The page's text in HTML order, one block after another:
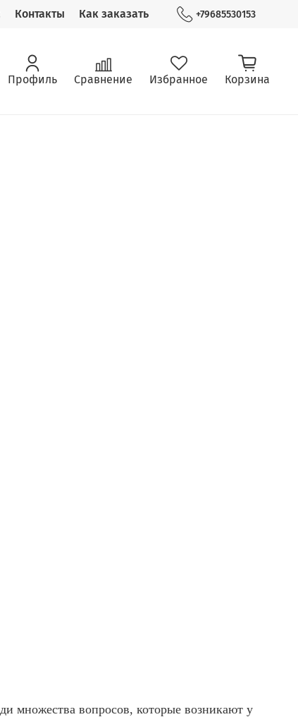
Контакты Как заказать +79685530153
Профиль Сравнение Избранное Корзина
множества вопросов, которые возникают у